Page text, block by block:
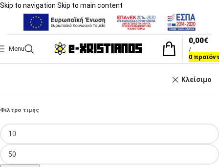
Skip to navigation Skip to main content
Menu
0
/
0,00€
Κλείσιμο
Φίλτρο τιμής